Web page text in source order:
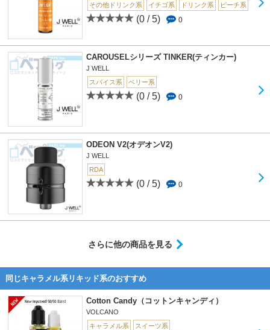
その他ドリンク系
イチゴ系 ドリンク系 ピーチ系
(0 / 5) 0
CAROUSELシリーズ TINKER(ティンカー)
J WELL
スパイス系
ベリー系
(0 / 5) 0
ODEON V2(オデオンV2)
J WELL
RDA
(0 / 5) 0
さらに他の商品を見る
同じキャラメル系リキッド系のおすすめ
Cotton Candy（コットンキャンディ）
VOLCANO
キャラメル系
スイーツ系